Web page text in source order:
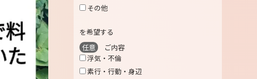
その他
を希望する
任意
ご内容
浮気・不倫
素行・行動・身辺